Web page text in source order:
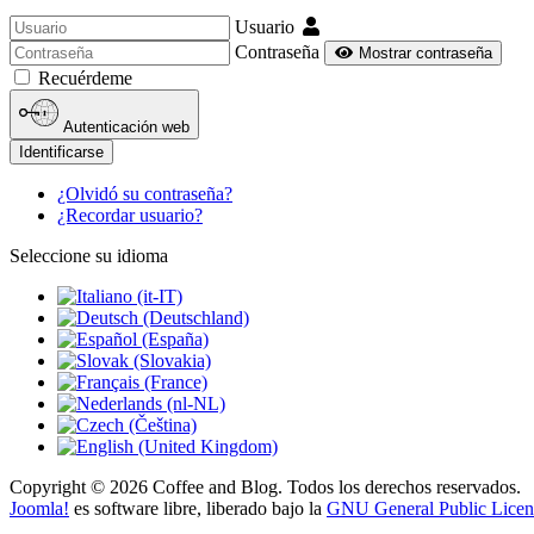
Usuario
Contraseña
Mostrar contraseña
Recuérdeme
Autenticación web
Identificarse
¿Olvidó su contraseña?
¿Recordar usuario?
Seleccione su idioma
Copyright © 2026 Coffee and Blog. Todos los derechos reservados.
Joomla! es software libre, liberado bajo la GNU General Public